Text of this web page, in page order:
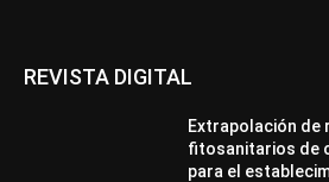
REVISTA DIGITAL
Extrapolación de
fitosanitarios de
para el